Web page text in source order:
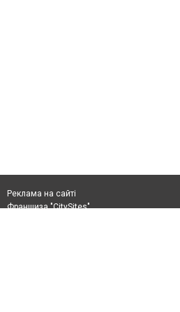
Реклама на сайті
Франшиза "CitySites"